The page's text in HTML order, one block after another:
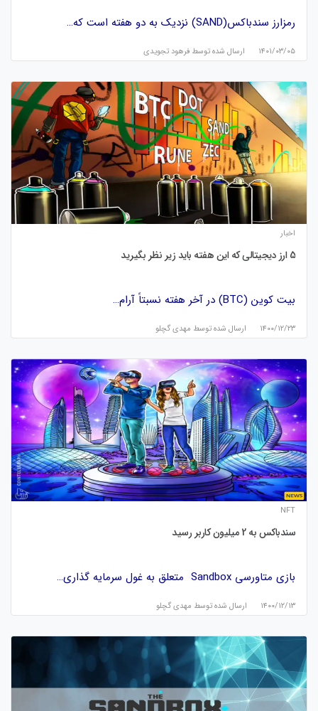
رمزارز سندباکس(SAND) نزدیک به دو هفته است که…
۱۴۰۱/۰۳/۰۵ ارسال شده توسط فرهود تجویدی
اخبار
5 ارز دیجیتالی که این هفته باید زیر نظر بگیرید
بیت کوین (BTC) در آخر هفته نسبتاً آرام…
۱۴۰۰/۱۲/۲۳ ارسال شده توسط مهدی گچلو
NFT
سندباکس به 2 میلیون کاربر رسید
بازی متاورسی Sandbox متعلق به غول سرمایه گذاری…
۱۴۰۰/۱۲/۱۳ ارسال شده توسط مهدی گچلو